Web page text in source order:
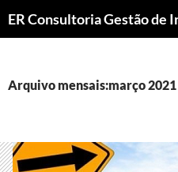
CONTEÚDO
Arquivo mensais:março 2021